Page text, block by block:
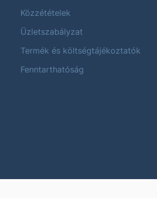
Közzétételek
Üzletszabályzat
Termék és költségtájékoztatók
Fenntarthatóság